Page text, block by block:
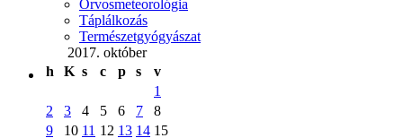
Orvosmeteorológia
Táplálkozás
Természetgyógyászat
2017. október
h
K s c p s
v
1
2
3 4 5 6 7
8
9
10 11 12 13 14 15